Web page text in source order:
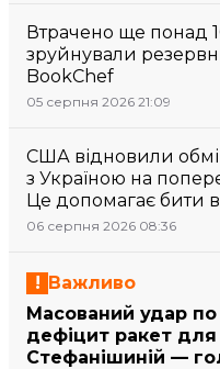
Втрачено ще понад
зруйнували
BookChef
05 серпня 2026 21:09
США відновили
з Україною на
Це допомагає бити
06 серпня 2026 08:36
Важливо
Масований удар по
дефіцит ракет
Стефанішиній —